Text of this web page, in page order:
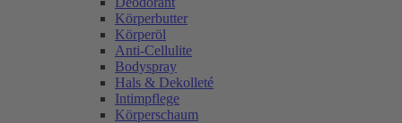
Körperbutter
Körperöl
Anti-Cellulite
Bodyspray
Hals & Dekolleté
Intimpflege
Körperschaum